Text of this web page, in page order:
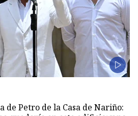
de Petro de la Casa de Nariño: